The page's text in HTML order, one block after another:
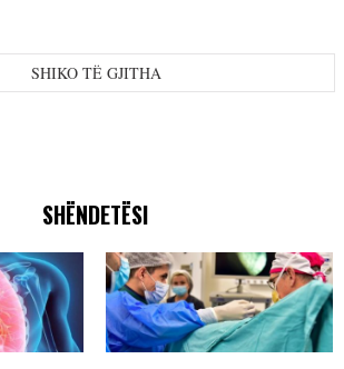
SHIKO TË GJITHA
SHËNDETËSI